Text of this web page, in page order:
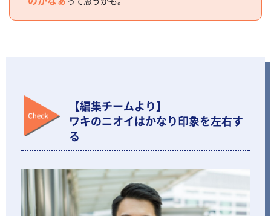
【編集チームより】
ワキのニオイはかなり印象を左右す
る